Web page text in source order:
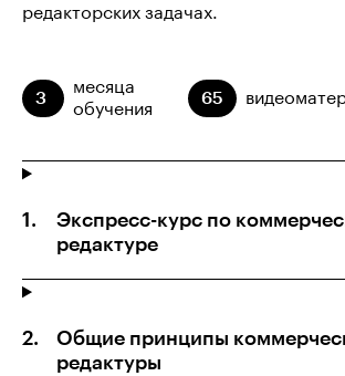
редакторских задачах.
3
месяца
обучения
65
Экспресс-курс по
редактуре
Общие принципы
редактуры